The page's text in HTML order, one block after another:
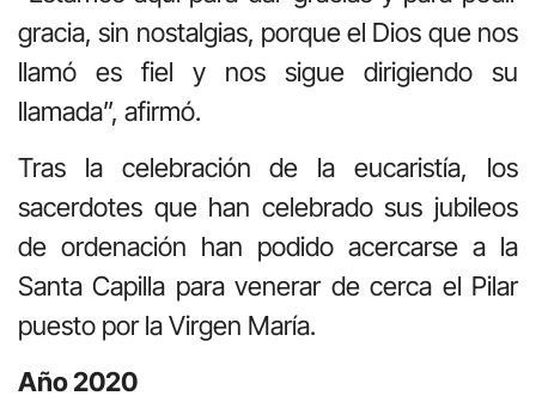
gracia, sin nostalgias, porque el Dios que nos
llamó es fiel y nos sigue dirigiendo su
llamada”, afirmó.
Tras la celebración de la eucaristía, los
sacerdotes que han celebrado sus jubileos
de ordenación han podido acercarse a la
Santa Capilla para venerar de cerca el Pilar
puesto por la Virgen María.
Año 2020